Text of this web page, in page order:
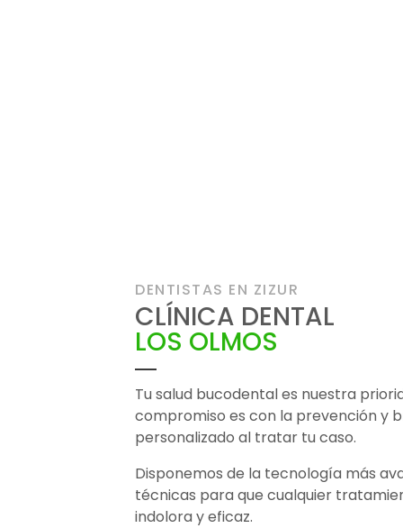
DENTISTAS EN ZIZUR
CLÍNICA DENTAL
LOS OLMOS
Tu salud bucodental es nuestra
compromiso es con la prevención y
personalizado al tratar tu caso.
Disponemos de la tecnología más
técnicas para que cualquier
indolora y eficaz.